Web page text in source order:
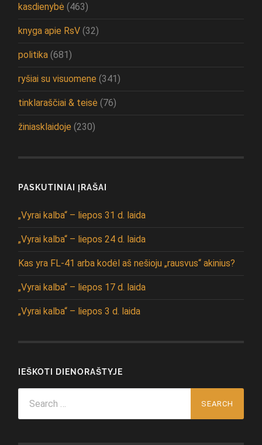
kasdienybė (463)
knyga apie RsV (32)
politika (681)
ryšiai su visuomene (341)
tinklaraščiai & teisė (76)
žiniasklaidoje (230)
PASKUTINIAI ĮRAŠAI
„Vyrai kalba“ – liepos 31 d. laida
„Vyrai kalba“ – liepos 24 d. laida
Kas yra FL-41 arba kodėl aš nešioju „rausvus“ akinius?
„Vyrai kalba“ – liepos 17 d. laida
„Vyrai kalba“ – liepos 3 d. laida
IEŠKOTI DIENORAŠTYJE
for: